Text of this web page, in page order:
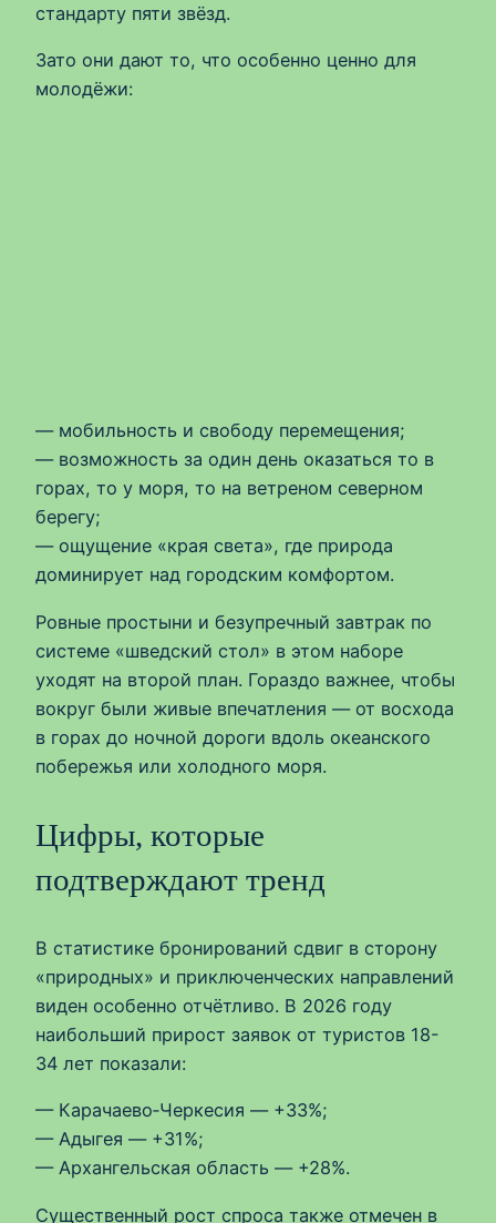
стандарту пяти звёзд.
Зато они дают то, что особенно ценно для
молодёжи:
— мобильность и свободу перемещения;
— возможность за один день оказаться то в
горах, то у моря, то на ветреном северном
берегу;
— ощущение «края света», где природа
доминирует над городским комфортом.
Ровные простыни и безупречный завтрак по
системе «шведский стол» в этом наборе
уходят на второй план. Гораздо важнее, чтобы
вокруг были живые впечатления — от восхода
в горах до ночной дороги вдоль океанского
побережья или холодного моря.
Цифры, которые
подтверждают тренд
В статистике бронирований сдвиг в сторону
«природных» и приключенческих направлений
виден особенно отчётливо. В 2026 году
наибольший прирост заявок от туристов 18-
34 лет показали:
— Карачаево‑Черкесия — +33%;
— Адыгея — +31%;
— Архангельская область — +28%.
Существенный рост спроса также отмечен в